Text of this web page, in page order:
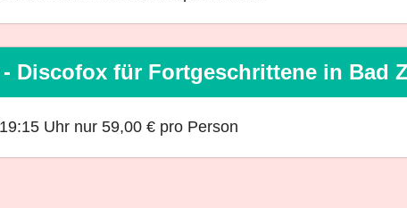
- Discofox für Fortgeschrittene in Bad
Uhr nur 59,00 € pro Person